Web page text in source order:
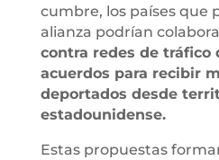
cumbre, los países que
alianza podrían
contra redes de tráfico
acuerdos para recibir
deportados desde
estadounidense.
Estas propuestas